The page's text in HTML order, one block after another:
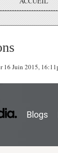
16 Juin 2015,